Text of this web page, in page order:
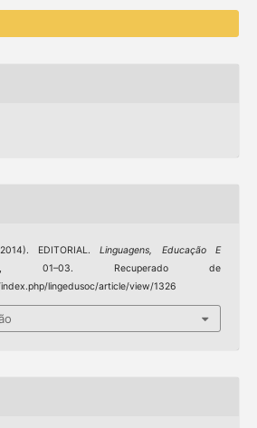
EDITORIAL.Linguagens, Educação E
Recuperado de
lingedusoc/article/view/1326